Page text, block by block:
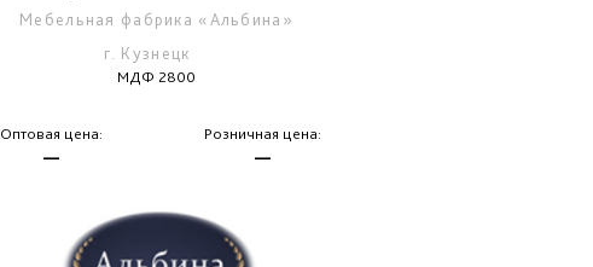
Мебельная фабрика «Альбина»
г. Кузнецк
МДФ 2800
Оптовая цена:
—
Розничная цена:
—